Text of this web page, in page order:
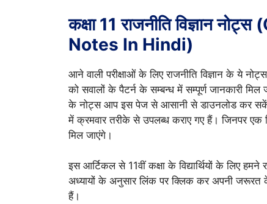
कक्षा 11 राजनीति विज्ञान
Notes In Hindi)
आने वाली परीक्षाओं के लिए राजनीति विज्ञान के ये
को सवालों के पैटर्न के सम्बन्ध में सम्पूर्ण जानकारी मिल
के नोट्स आप इस पेज से आसानी से डाउनलोड कर
में क्रमवार तरीके से उपलब्ध कराए गए हैं। जिनपर
मिल जाएंगे।
इस आर्टिकल से 11वीं कक्षा के विद्यार्थियों के लिए
अध्यायों के अनुसार लिंक पर क्लिक कर अपनी जरूरत
हैं।